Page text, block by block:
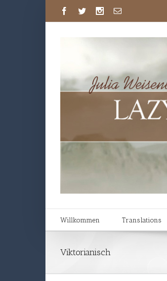
Willkommen Translations
Viktorianisch